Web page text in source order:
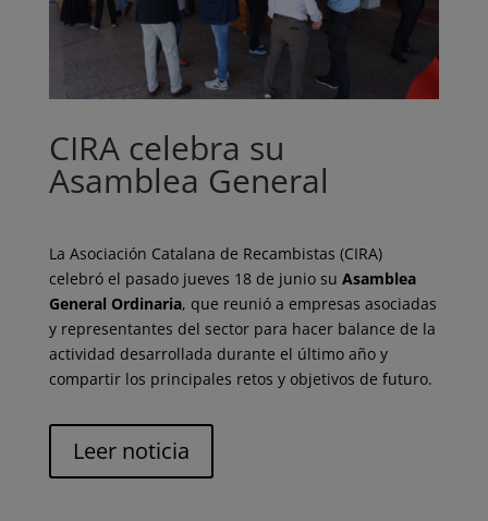
CIRA celebra su
Asamblea General
La Asociación Catalana de Recambistas (CIRA)
celebró el pasado jueves 18 de junio su Asamblea
General Ordinaria, que reunió a empresas asociadas
y representantes del sector para hacer balance de la
actividad desarrollada durante el último año y
compartir los principales retos y objetivos de futuro.
Leer noticia